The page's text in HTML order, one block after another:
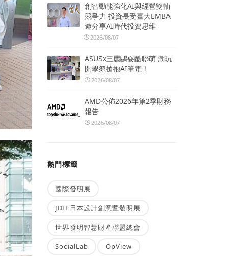
創智動能強化AI與經營雙軸
競爭力 投資長受臺大EMBA
邀分享AI時代投資思維
2026/08/07
ASUSx三麗鷗耍酷聯萌 潮玩
開學祭搶抱AI筆電！
2026/08/07
AMD公佈2026年第2季財務
報告
2026/08/07
熱門標籤
國際發明展
JDIE日本設計創意暨發明展
世界發明智慧財產聯盟總會
SocialLab OpView